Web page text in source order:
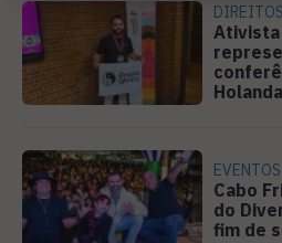
Ativista
Holanda
EVENTOS
Cabo
do
fim de